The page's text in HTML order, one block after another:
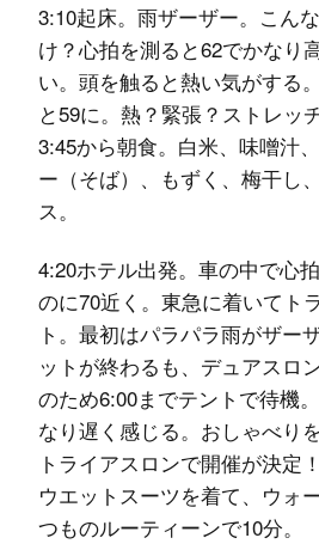
3:10起床。雨ザーザー。こん
け？心拍を測ると62でかなり
い。頭を触ると熱い気がする
と59に。熱？緊張？ストレッ
3:45から朝食。白米、味噌汁
ー（そば）、もずく、梅干し
ス。
4:20ホテル出発。車の中で心
のに70近く。東急に着いてト
ト。最初はパラパラ雨がザー
ットが終わるも、デュアスロ
のため6:00までテントで待機
なり遅く感じる。おしゃべり
トライアスロンで開催が決定
ウエットスーツを着て、ウォ
つものルーティーンで10分。